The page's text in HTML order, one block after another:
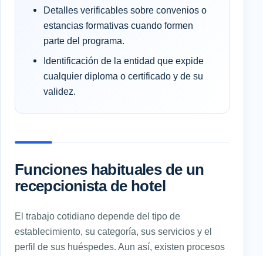
Detalles verificables sobre convenios o
estancias formativas cuando formen
parte del programa.
Identificación de la entidad que expide
cualquier diploma o certificado y de su
validez.
Funciones habituales de un
recepcionista de hotel
El trabajo cotidiano depende del tipo de
establecimiento, su categoría, sus servicios y el
perfil de sus huéspedes. Aun así, existen procesos